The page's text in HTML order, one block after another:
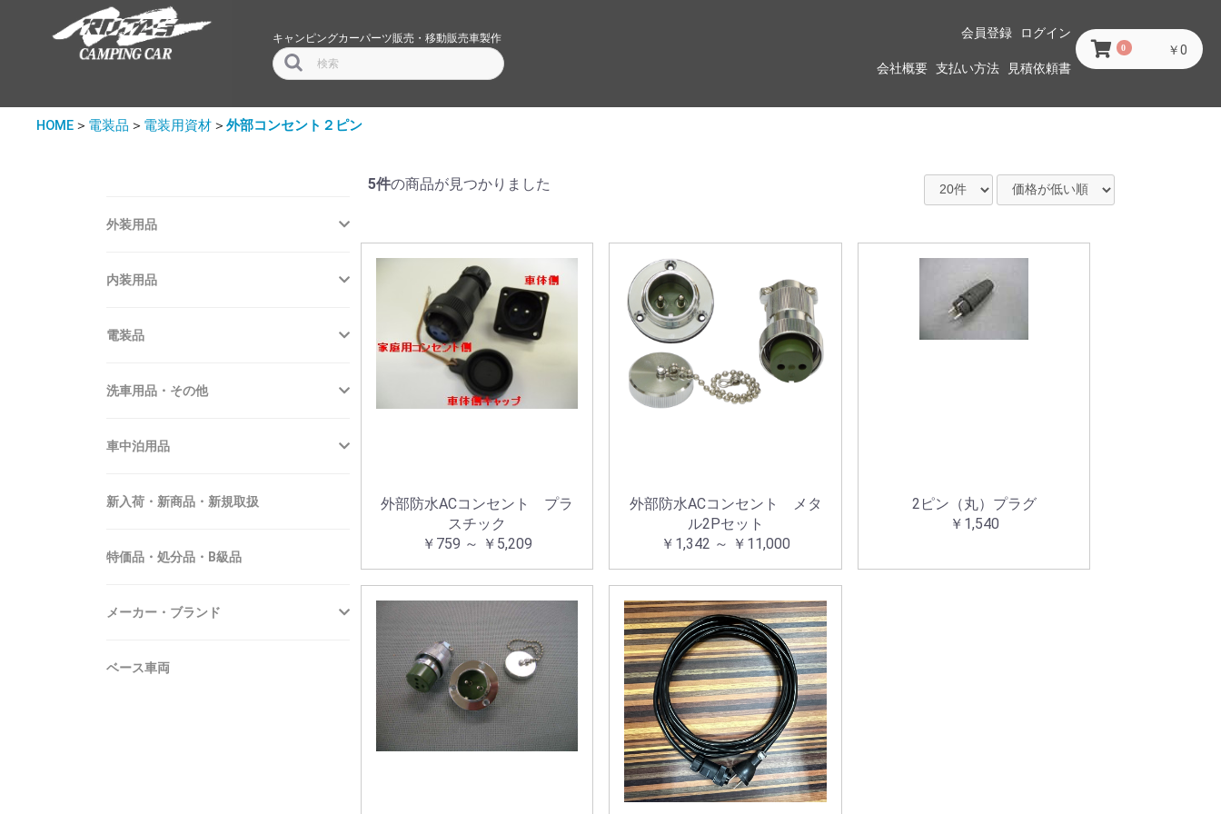
キャンピングカーパーツ販売・移動販売車製作 会員登録 ログイン
会社概要 支払い方法 見積依頼書
0 ￥0
HOME ＞ 電装品 ＞ 電装用資材 ＞ 外部コンセント２ピン
外装用品
内装用品
電装品
洗車用品・その他
車中泊用品
新入荷・新商品・新規取扱
特価品・処分品・B級品
メーカー・ブランド
ベース車両
5件の商品が見つかりました
外部防水ACコンセント プラ
スチック
￥759 ～ ￥5,209
外部防水ACコンセント メタ
ル2Pセット
￥1,342 ～ ￥11,000
2ピン（丸）プラグ
￥1,540
カートへ進む